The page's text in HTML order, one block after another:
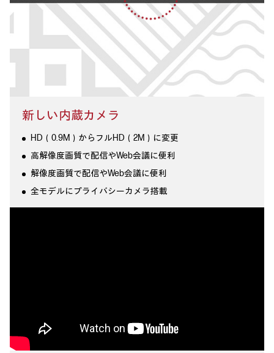
新しい内蔵カメラ
HD（0.9M）からフルHD（2M）に変更
高解像度画質で配信やWeb会議に便利
解像度画質で配信やWeb会議に便利
全モデルにプライバシーカメラ搭載